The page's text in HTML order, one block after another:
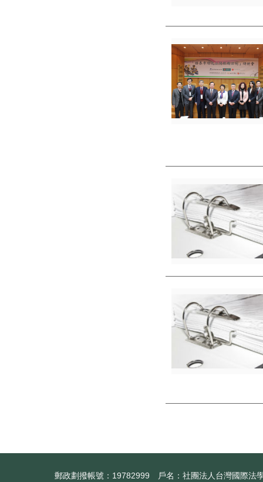
郵政劃撥帳號：19782999 戶名：社團法人台灣國際